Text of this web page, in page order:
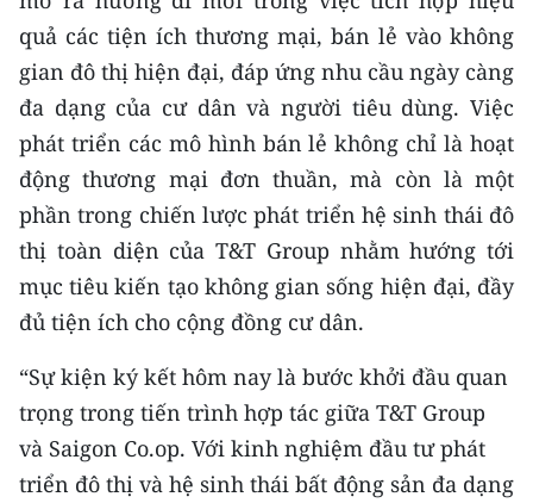
Media Y tế
Media Khoa học - Công nghệ
Media Môi trường
Ảnh
Infographic
TIN MỚI
TIN ĐỊA PHƯƠNG
Trung du và miền núi phía Bắc
Đồng bằng sông Hồng
quả các tiện ích thương mại, bán lẻ vào không
gian đô thị hiện đại, đáp ứng nhu cầu ngày càng
đa dạng của cư dân và người tiêu dùng. Việc
phát triển các mô hình bán lẻ không chỉ là hoạt
động thương mại đơn thuần, mà còn là một
phần trong chiến lược phát triển hệ sinh thái đô
thị toàn diện của T&T Group nhằm hướng tới
mục tiêu kiến tạo không gian sống hiện đại, đầy
đủ tiện ích cho cộng đồng cư dân.
“Sự kiện ký kết hôm nay là bước khởi đầu quan
trọng trong tiến trình hợp tác giữa T&T Group
và Saigon Co.op. Với kinh nghiệm đầu tư phát
triển đô thị và hệ sinh thái bất động sản đa dạng